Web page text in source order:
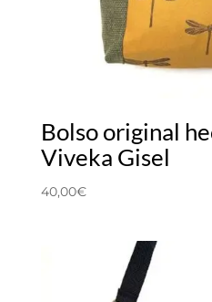
Bolso original
Viveka Gisel
40,00€